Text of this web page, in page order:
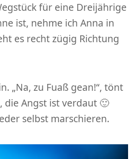
für eine Dreijährige
ist, nehme ich Anna in
es recht zügig Richtung
„Na, zu Fuaß gean!“, tönt
die Angst ist verdaut 🙂
selbst marschieren.